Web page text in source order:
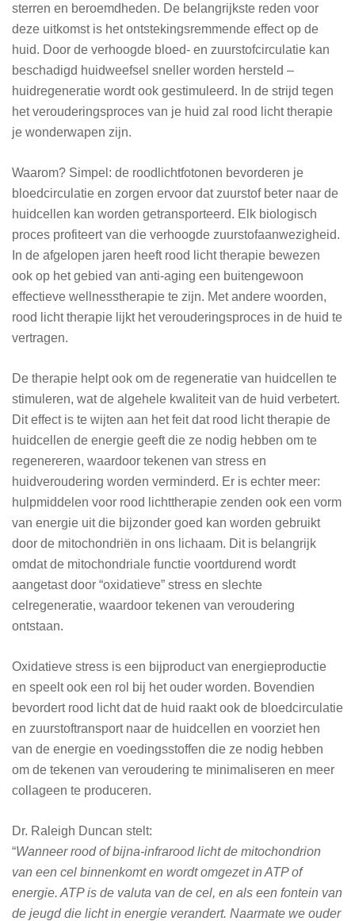
sterren en beroemdheden. De belangrijkste reden voor
deze uitkomst is het ontstekingsremmende effect op de
huid. Door de verhoogde bloed- en zuurstofcirculatie kan
beschadigd huidweefsel sneller worden hersteld –
huidregeneratie wordt ook gestimuleerd. In de strijd tegen
het verouderingsproces van je huid zal rood licht therapie
je wonderwapen zijn.
Waarom? Simpel: de roodlichtfotonen bevorderen je
bloedcirculatie en zorgen ervoor dat zuurstof beter naar de
huidcellen kan worden getransporteerd. Elk biologisch
proces profiteert van die verhoogde zuurstofaanwezigheid.
In de afgelopen jaren heeft rood licht therapie bewezen
ook op het gebied van anti-aging een buitengewoon
effectieve wellnesstherapie te zijn. Met andere woorden,
rood licht therapie lijkt het verouderingsproces in de huid te
vertragen.
De therapie helpt ook om de regeneratie van huidcellen te
stimuleren, wat de algehele kwaliteit van de huid verbetert.
Dit effect is te wijten aan het feit dat rood licht therapie de
huidcellen de energie geeft die ze nodig hebben om te
regenereren, waardoor tekenen van stress en
huidveroudering worden verminderd. Er is echter meer:
hulpmiddelen voor rood lichttherapie zenden ook een vorm
van energie uit die bijzonder goed kan worden gebruikt
door de mitochondriën in ons lichaam. Dit is belangrijk
omdat de mitochondriale functie voortdurend wordt
aangetast door “oxidatieve” stress en slechte
celregeneratie, waardoor tekenen van veroudering
ontstaan.
Oxidatieve stress is een bijproduct van energieproductie
en speelt ook een rol bij het ouder worden. Bovendien
bevordert rood licht dat de huid raakt ook de bloedcirculatie
en zuurstoftransport naar de huidcellen en voorziet hen
van de energie en voedingsstoffen die ze nodig hebben
om de tekenen van veroudering te minimaliseren en meer
collageen te produceren.
Dr. Raleigh Duncan stelt:
“Wanneer rood of bijna-infrarood licht de mitochondrion
van een cel binnenkomt en wordt omgezet in ATP of
energie. ATP is de valuta van de cel, en als een fontein van
de jeugd die licht in energie verandert. Naarmate we ouder